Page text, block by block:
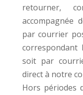
retourner,
accompagnée
par courrier
correspondant
soit par
direct à notre
Hors périodes